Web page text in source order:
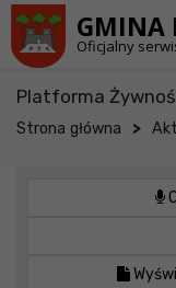
GMINA
Oficjalny
Platforma
Strona główna >